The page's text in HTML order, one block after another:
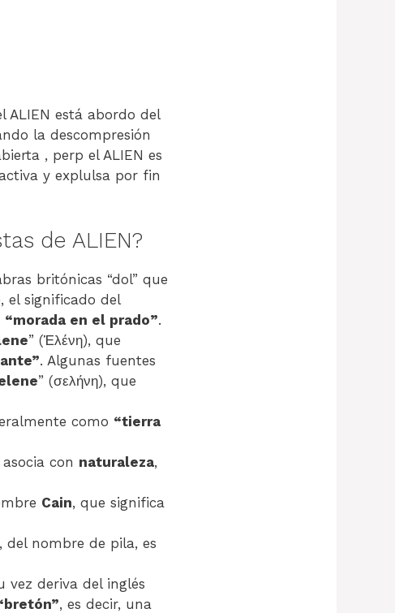
ALIEN está abordo del
la descompresión
, perp el ALIEN es
y explulsa por fin
de ALIEN?
britónicas “dol” que
el significado del
“morada en el prado”.
” (Ἑλένη), que
. Algunas fuentes
” (σελήνη), que
como “tierra
con naturaleza,
Cain, que significa
del nombre de pila, es
vez deriva del inglés
, es decir, una